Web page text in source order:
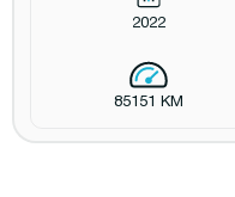
2022
85151 KM